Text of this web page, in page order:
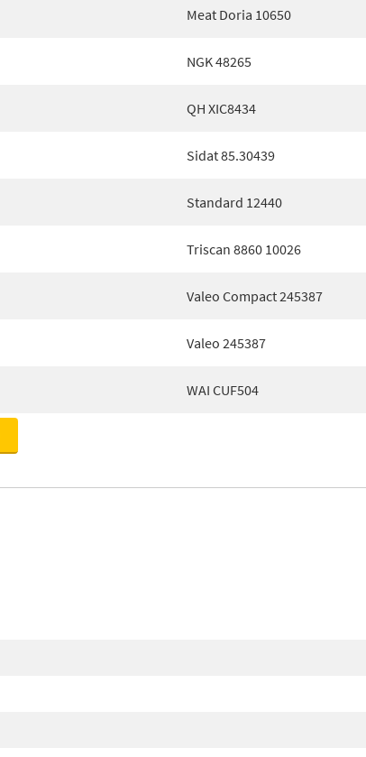
Meat Doria 10650
NGK 48265
QH XIC8434
Sidat 85.30439
Standard 12440
Triscan 8860 10026
Valeo Compact 245387
Valeo 245387
WAI CUF504